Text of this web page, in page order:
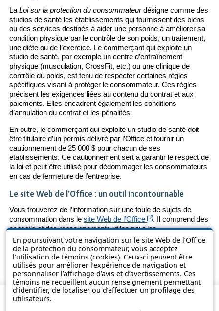
En poursuivant votre navigation sur le site Web de l’Office
de la protection du consommateur, vous acceptez
l’utilisation de témoins (cookies). Ceux-ci peuvent être
utilisés pour améliorer l’expérience de navigation et
personnaliser l’affichage d’avis et d’avertissements. Ces
témoins ne recueillent aucun renseignement permettant
d’identifier, de localiser ou d’effectuer un profilage des
utilisateurs.
La Loi sur la protection du consommateurdésigne comme des
studios de santé les établissements qui fournissent des biens
ou des services destinés à aider une personne à améliorer sa
condition physique par le contrôle de son poids, un traitement,
une diète ou de l’exercice. Le commerçant qui exploite un
studio de santé, par exemple un centre d’entraînement
physique (musculation, CrossFit, etc.) ou une clinique de
contrôle du poids, est tenu de respecter certaines règles
spécifiques visant à protéger le consommateur. Ces règles
précisent les exigences liées au contenu du contrat et aux
paiements. Elles encadrent également les conditions
d’annulation du contrat et les pénalités.
En outre, le commerçant qui exploite un studio de santé doit
être titulaire d’un permis délivré par l’Office et fournir un
cautionnement de 25 000 $ pour chacun de ses
établissements. Ce cautionnement sert à garantir le respect de
la loi et peut être utilisé pour dédommager les consommateurs
en cas de fermeture de l’entreprise.
Le site Web de l’Office : un outil incontournable
Vous trouverez de l’information sur une foule de sujets de
consommation dans le site Web de l’Office Cet hyperlien
. Il comprend des
conseils et des renseignements utiles pour les
consommateurs et les commerçants qui font des affaires au
Québec. Il s’agit aussi d’un outil pratique à consulter sur votre
appareil mobile lorsque vous êtes en magasin.